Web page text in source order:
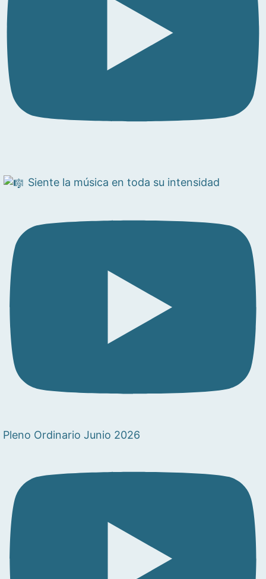
Siente la música en toda su intensidad
Pleno Ordinario Junio 2026